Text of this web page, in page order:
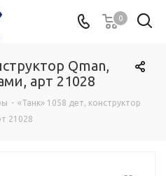
0
Qman,
арт 21028
- «Танк» 1058 дет, конструктор
21028